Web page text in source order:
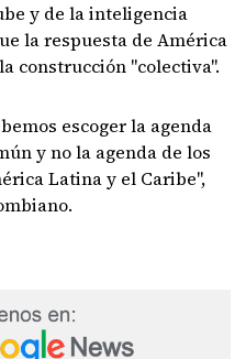
y de la inteligencia
la respuesta de América
construcción "colectiva".
escoger la agenda
y no la agenda de los
Latina y el Caribe",